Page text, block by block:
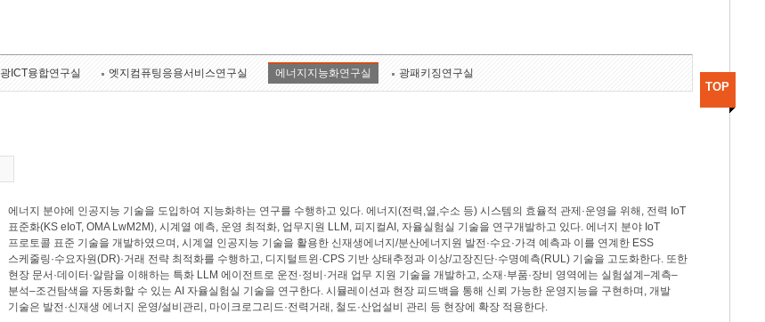
광ICT융합연구실 엣지컴퓨팅응용서비스연구실 에너지지능화연구실 광패키징연구실
에너지 분야에 인공지능 기술을 도입하여 지능화하는 연구를 수행하고 있다. 에너지(전력,열,수소 등) 시스템의 효율적 관제·운영을 위해, 전력 IoT
표준화(KS eIoT, OMA LwM2M), 시계열 예측, 운영 최적화, 업무지원 LLM, 피지컬AI, 자율실험실 기술을 연구개발하고 있다. 에너지 분야 IoT
프로토콜 표준 기술을 개발하였으며, 시계열 인공지능 기술을 활용한 신재생에너지/분산에너지원 발전·수요·가격 예측과 이를 연계한 ESS
스케줄링·수요자원(DR)·거래 전략 최적화를 수행하고, 디지털트윈·CPS 기반 상태추정과 이상/고장진단·수명예측(RUL) 기술을 고도화한다. 또한
현장 문서·데이터·알람을 이해하는 특화 LLM 에이전트로 운전·정비·거래 업무 지원 기술을 개발하고, 소재·부품·장비 영역에는 실험설계–계측–
분석–조건탐색을 자동화할 수 있는 AI 자율실험실 기술을 연구한다. 시뮬레이션과 현장 피드백을 통해 신뢰 가능한 운영지능을 구현하며, 개발
기술은 발전·신재생 에너지 운영/설비관리, 마이크로그리드·전력거래, 철도·산업설비 관리 등 현장에 확장 적용한다.
TOP